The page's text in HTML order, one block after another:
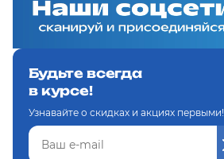
Будьте всегда
в курсе!
Узнавайте о скидках и акциях первыми!